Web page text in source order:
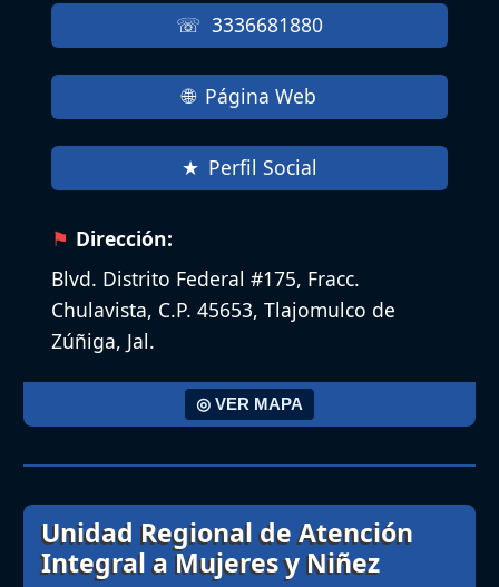
3336681880
Página Web
Perfil Social
Dirección:
Blvd. Distrito Federal #175, Fracc.
Chulavista, C.P. 45653, Tlajomulco de
Zúñiga, Jal.
◎ VER MAPA
Unidad Regional de Atención
Integral a Mujeres y Niñez